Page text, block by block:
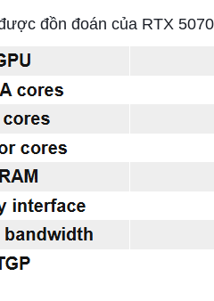
đồn đoán của RTX